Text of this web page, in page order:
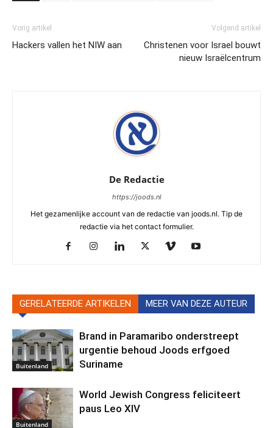
Vorig artikel
Hackers vallen het NIW aan
Volgend artikel
Christenen voor Israel bouwt
nieuw Israëlcentrum
De Redactie
https://joods.nl
Het gezamenlijke account van de redactie van joods.nl. Tip de
redactie via het contact formulier.
GERELATEERDE ARTIKELEN MEER VAN DEZE AUTEUR
Buitenland
Brand in Paramaribo onderstreept
urgentie behoud Joods erfgoed
Suriname
Buitenland
World Jewish Congress feliciteert
paus Leo XIV